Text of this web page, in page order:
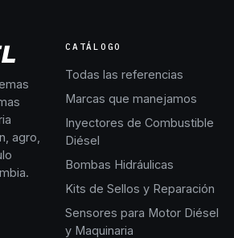
agro,
CATÁLOGO
Todas las referencias
Marcas que manejamos
Inyectores de Combustible
Diésel
Bombas Hidráulicas
Kits de Sellos y Reparación
Sensores para Motor Diésel
y Maquinaria